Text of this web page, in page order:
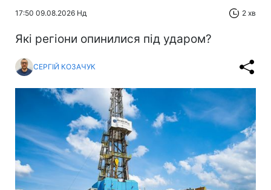
17:50 09.08.2026 Нд 2 хв
Які регіони опинилися під ударом?
СЕРГІЙ КОЗАЧУК